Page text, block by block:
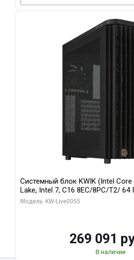
Системный блок KWIK (Intel Core
Lake, Intel 7, C16 8EC/8PC/T2/
MSI RTX5080 SHADOW 3X OC
Модель: KW-Live0055
269 091
В наличии